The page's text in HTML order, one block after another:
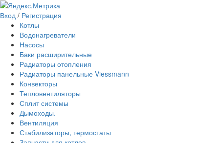
Вход / Регистрация
Котлы
Водонагреватели
Насосы
Баки расширительные
Радиаторы отопления
Радиаторы панельные Viessmann
Конвекторы
Тепловентиляторы
Сплит системы
Дымоходы.
Вентиляция
Стабилизаторы, термостаты